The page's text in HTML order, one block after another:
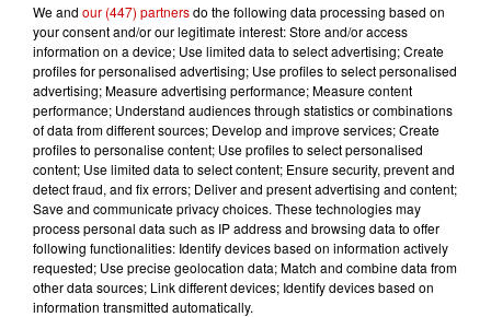
6 août 2026
Vendre un chiot en animalerie
peut coûter très cher
6 août 2026
Invasion de physalies sur des
plages du Sud-Ouest
We and our (447) partnersdo the following data processing based on
your consent and/or our legitimate interest: Store and/or access
information on a device; Use limited data to select advertising; Create
profiles for personalised advertising; Use profiles to select personalised
advertising; Measure advertising performance; Measure content
performance; Understand audiences through statistics or combinations
of data from different sources; Develop and improve services; Create
profiles to personalise content; Use profiles to select personalised
content; Use limited data to select content; Ensure security, prevent and
detect fraud, and fix errors; Deliver and present advertising and content;
Save and communicate privacy choices. These technologies may
process personal data such as IP address and browsing data to offer
following functionalities: Identify devices based on information actively
requested; Use precise geolocation data; Match and combine data from
other data sources; Link different devices; Identify devices based on
information transmitted automatically.